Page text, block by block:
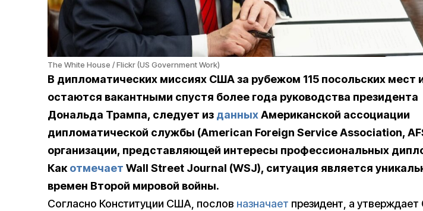
The White House / Flickr (US Government Work)
В дипломатических миссиях США за рубежом 115 посольских мест
остаются вакантными спустя более года руководства президента
Дональда Трампа, следует из данныхАмериканской ассоциации
дипломатической службы (American Foreign Service Association,
организации, представляющей интересы профессиональных
Какотмечает Wall Street Journal (WSJ), ситуация является
времен Второй мировой войны.
Согласно Конституции США, послов назначает президент, а